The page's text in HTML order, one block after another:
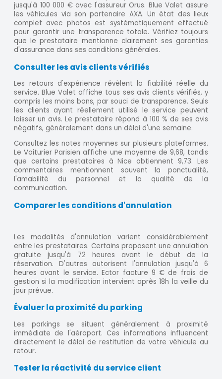
jusqu'à 100 000 € avec l'assureur Orus. Blue Valet assure
les véhicules via son partenaire AXA. Un état des lieux
complet avec photos est systématiquement effectué
pour garantir une transparence totale. Vérifiez toujours
que le prestataire mentionne clairement ses garanties
d'assurance dans ses conditions générales.
Consulter les avis clients vérifiés
Les retours d'expérience révèlent la fiabilité réelle du
service. Blue Valet affiche tous ses avis clients vérifiés, y
compris les moins bons, par souci de transparence. Seuls
les clients ayant réellement utilisé le service peuvent
laisser un avis. Le prestataire répond à 100 % de ses avis
négatifs, généralement dans un délai d'une semaine.
Consultez les notes moyennes sur plusieurs plateformes.
Le Voiturier Parisien affiche une moyenne de 9,68, tandis
que certains prestataires à Nice obtiennent 9,73. Les
commentaires mentionnent souvent la ponctualité,
l'amabilité du personnel et la qualité de la
communication.
Comparer les conditions d'annulation
Les modalités d'annulation varient considérablement
entre les prestataires. Certains proposent une annulation
gratuite jusqu'à 72 heures avant le début de la
réservation. D'autres autorisent l'annulation jusqu'à 6
heures avant le service. Ector facture 9 € de frais de
gestion si la modification intervient après 18h la veille du
jour prévue.
Évaluer la proximité du parking
Les parkings se situent généralement à proximité
immédiate de l'aéroport. Ces informations influencent
directement le délai de restitution de votre véhicule au
retour.
Tester la réactivité du service client